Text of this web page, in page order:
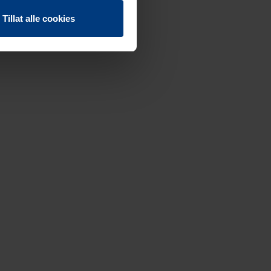
Tillat alle cookies